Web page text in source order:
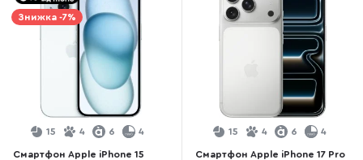
Знижка -7%
15 4 6 4
Смартфон Apple iPhone 15
15 4 6 4
Смартфон Apple iPhone 17 Pro